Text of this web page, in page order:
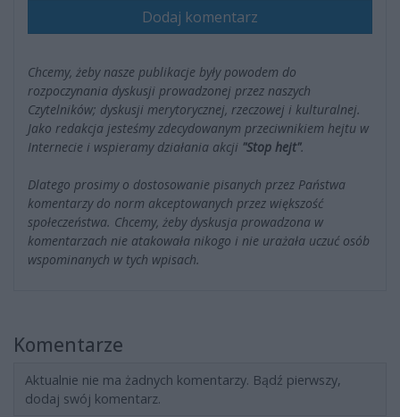
Dodaj komentarz
Chcemy, żeby nasze publikacje były powodem do
rozpoczynania dyskusji prowadzonej przez naszych
Czytelników; dyskusji merytorycznej, rzeczowej i kulturalnej.
Jako redakcja jesteśmy zdecydowanym przeciwnikiem hejtu w
Internecie i wspieramy działania akcji "Stop hejt".
Dlatego prosimy o dostosowanie pisanych przez Państwa
komentarzy do norm akceptowanych przez większość
społeczeństwa. Chcemy, żeby dyskusja prowadzona w
komentarzach nie atakowała nikogo i nie urażała uczuć osób
wspominanych w tych wpisach.
Komentarze
Aktualnie nie ma żadnych komentarzy. Bądź pierwszy,
dodaj swój komentarz.